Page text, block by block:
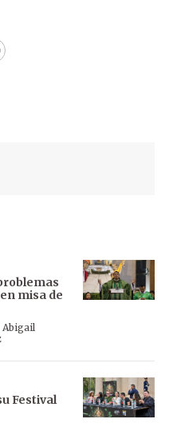
misa de
Festival